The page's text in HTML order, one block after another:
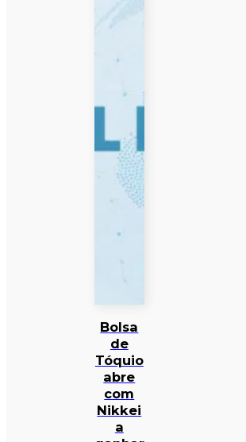
Bolsa
de
Tóquio
abre
com
Nikkei
a